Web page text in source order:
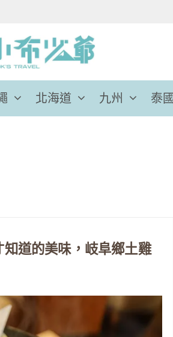
北海道 九州 泰國
道的美味，岐阜鄉土雞